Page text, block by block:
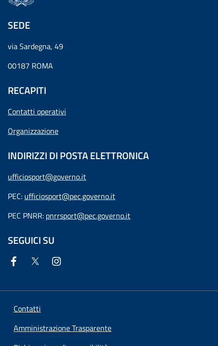
SEDE
via Sardegna, 49
00187 ROMA
RECAPITI
Contatti operativi
Organizzazione
INDIRIZZI DI POSTA ELETTRONICA
ufficiosport@governo.it
PEC: ufficiosport@pec.governo.it
PEC PNRR: pnrrsport@pec.governo.it
SEGUICI SU
Contatti
Amministrazione Trasparente